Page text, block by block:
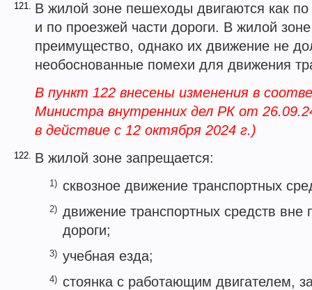
121. В жилой зоне пешеходы двигаются как по
и по проезжей части дороги. В жилой
преимущество, однако их движение не
необоснованные помехи для движения
В пункт 122 внесены изменения в
Министра внутренних дел РК от
в действие с 12 октября 2024 г.)
122. В жилой зоне запрещается:
1) сквозное движение транспортных
2) движение транспортных средств вне
дороги;
3) учебная езда;
4) стоянка с работающим двигателем,